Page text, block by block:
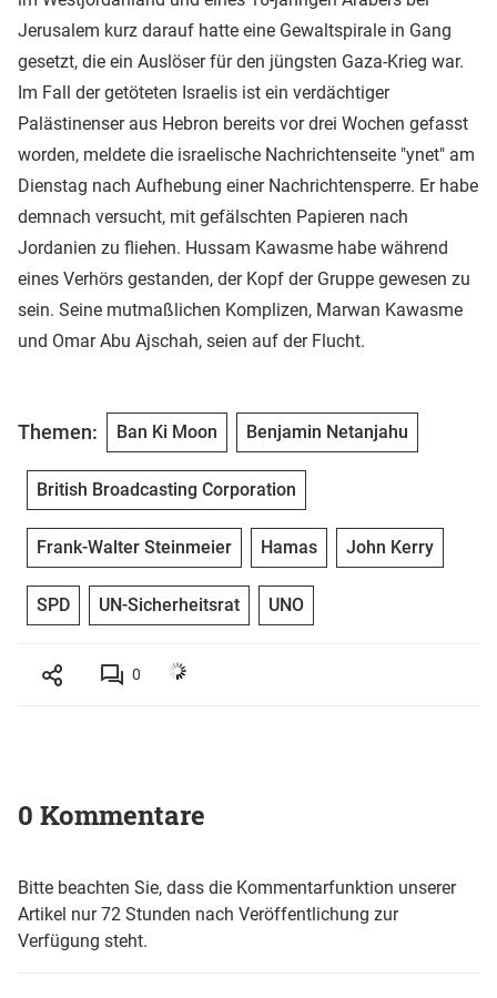
Jerusalem kurz darauf hatte eine Gewaltspirale in Gang
gesetzt, die ein Auslöser für den jüngsten Gaza-Krieg war.
Im Fall der getöteten Israelis ist ein verdächtiger
Palästinenser aus Hebron bereits vor drei Wochen gefasst
worden, meldete die israelische Nachrichtenseite "ynet" am
Dienstag nach Aufhebung einer Nachrichtensperre. Er habe
demnach versucht, mit gefälschten Papieren nach
Jordanien zu fliehen. Hussam Kawasme habe während
eines Verhörs gestanden, der Kopf der Gruppe gewesen zu
sein. Seine mutmaßlichen Komplizen, Marwan Kawasme
und Omar Abu Ajschah, seien auf der Flucht.
Themen: Ban Ki Moon Benjamin Netanjahu
British Broadcasting Corporation
Frank-Walter Steinmeier Hamas John Kerry
SPD UN-Sicherheitsrat UNO
0
0 Kommentare
Bitte beachten Sie, dass die Kommentarfunktion unserer
Artikel nur 72 Stunden nach Veröffentlichung zur
Verfügung steht.